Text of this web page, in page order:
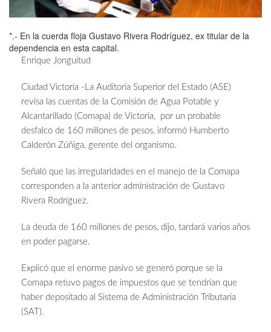
*.- En la cuerda floja Gustavo Rivera Rodríguez, ex titular de la
dependencia en esta capital.
Enrique Jonguitud
Ciudad Victoria -La Auditoría Superior del Estado (ASE)
revisa las cuentas de la Comisión de Agua Potable y
Alcantarillado (Comapa) de Victoria, por un probable
desfalco de 160 millones de pesos, informó Humberto
Calderón Zúñiga, gerente del organismo.
Señaló que las irregularidades en el manejo de la Comapa
corresponden a la anterior administración de Gustavo
Rivera Rodríguez.
La deuda de 160 millones de pesos, dijo, tardará varios años
en poder pagarse.
Explicó que el enorme pasivo se generó porque se la
Comapa retuvo pagos de impuestos que se tendrían que
haber depositado al Sistema de Administración Tributaria
(SAT).